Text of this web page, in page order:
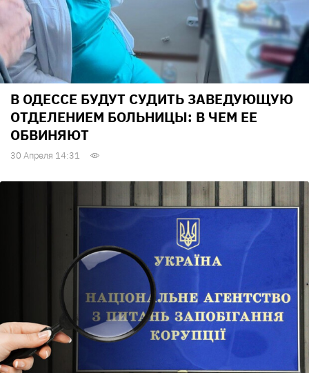
В ОДЕССЕ БУДУТ СУДИТЬ ЗАВЕДУЮЩУЮ
ОТДЕЛЕНИЕМ БОЛЬНИЦЫ: В ЧЕМ ЕЕ
ОБВИНЯЮТ
30 Апреля 14:31